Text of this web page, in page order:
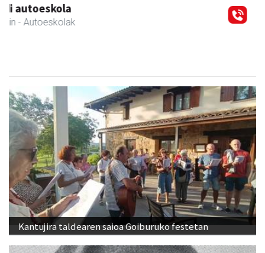
Urrats inprimategia
Andoain - Inprimategiak
Kantujira taldearen saioa Goiburuko festetan